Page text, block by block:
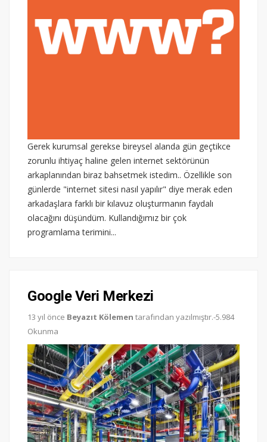
Gerek kurumsal gerekse bireysel alanda gün geçtikce
zorunlu ihtiyaç haline gelen internet sektörünün
arkaplanından biraz bahsetmek istedim.. Özellikle son
günlerde "internet sitesi nasıl yapılır" diye merak eden
arkadaşlara farklı bir kılavuz oluşturmanın faydalı
olacağını düşündüm. Kullandığımız bir çok
programlama terimini...
Google Veri Merkezi
13 yıl önce Beyazıt Kölemen tarafından yazılmıştır.-5.984
Okunma